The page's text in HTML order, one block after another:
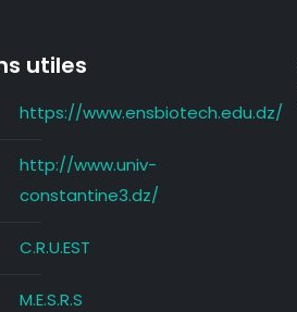
utiles
https://www.ensbiotech.edu.dz/
http://www.univ-
constantine3.dz/
C.R.U.EST
M.E.S.R.S